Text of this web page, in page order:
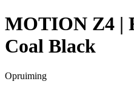
MOTION Z4 |
Coal Black
Opruiming